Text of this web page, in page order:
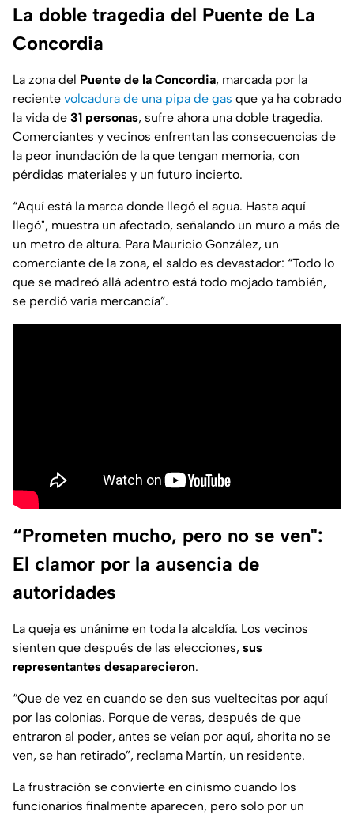
La doble tragedia del Puente de La
Concordia
La zona del Puente de la Concordia, marcada por la
reciente volcadura de una pipa de gas que ya ha cobrado
la vida de 31 personas, sufre ahora una doble tragedia.
Comerciantes y vecinos enfrentan las consecuencias de
la peor inundación de la que tengan memoria, con
pérdidas materiales y un futuro incierto.
“Aquí está la marca donde llegó el agua. Hasta aquí
llegó", muestra un afectado, señalando un muro a más de
un metro de altura. Para Mauricio González, un
comerciante de la zona, el saldo es devastador: “Todo lo
que se madreó allá adentro está todo mojado también,
se perdió varia mercancía”.
“Prometen mucho, pero no se ven":
El clamor por la ausencia de
autoridades
La queja es unánime en toda la alcaldía. Los vecinos
sienten que después de las elecciones, sus
representantes desaparecieron.
“Que de vez en cuando se den sus vueltecitas por aquí
por las colonias. Porque de veras, después de que
entraron al poder, antes se veían por aquí, ahorita no se
ven, se han retirado”, reclama Martín, un residente.
La frustración se convierte en cinismo cuando los
funcionarios finalmente aparecen, pero solo por un